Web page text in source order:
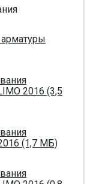
2016 (3,5
(1,7 МБ)